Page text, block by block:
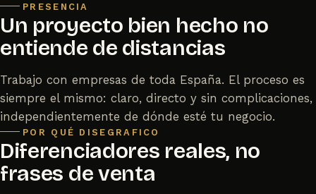
PRESENCIA
Un proyecto bien hecho no
entiende de distancias
Trabajo con empresas de toda España. El proceso es
siempre el mismo: claro, directo y sin complicaciones,
independientemente de dónde esté tu negocio.
POR QUÉ DISEGRAFICO
Diferenciadores reales, no
frases de venta